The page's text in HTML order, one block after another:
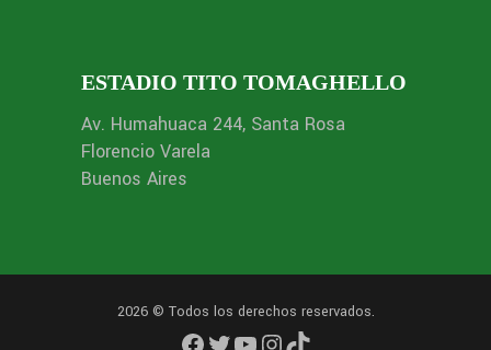
ESTADIO TITO TOMAGHELLO
Av. Humahuaca 244, Santa Rosa
Florencio Varela
Buenos Aires
2026 © Todos los derechos reservados.